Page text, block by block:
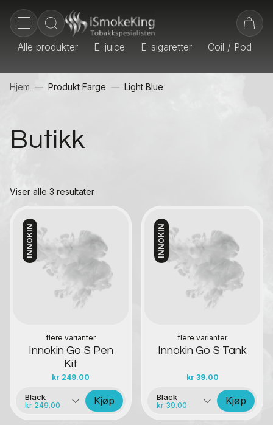
Alle produkter E-juice E-sigaretter Coil / Pod
Hjem Produkt Farge Light Blue
Butikk
Viser alle 3 resultater
INNOKIN
flere varianter
Innokin Go S Pen
Kit
kr 249.00
Kontakt oss
Black
kr 249.00 Kjøp
INNOKIN
flere varianter
Innokin Go S Tank
kr 39.00
Kontakt oss
Black
kr 39.00 Kjøp